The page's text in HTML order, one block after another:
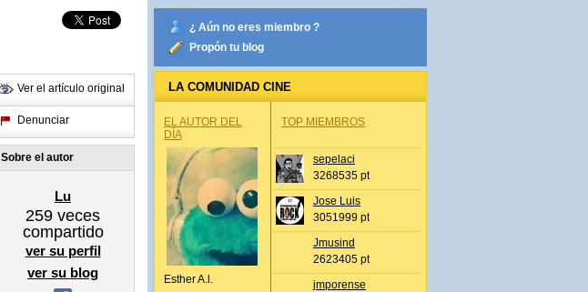
Ver el artículo original
Denunciar
Sobre el autor
Lu
259 veces
compartido
ver su perfil
ver su blog
¿ Aún no eres miembro ?
Propón tu blog
LA COMUNIDAD CINE
EL AUTOR DEL
DÍA
Esther A.l.
TOP MIEMBROS
sepelaci
3268535 pt
Jose Luis
3051999 pt
Jmusind
2623405 pt
jmporense